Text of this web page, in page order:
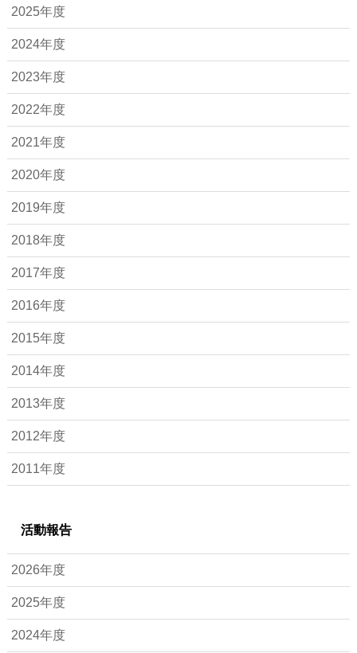
2025年度
2024年度
2023年度
2022年度
2021年度
2020年度
2019年度
2018年度
2017年度
2016年度
2015年度
2014年度
2013年度
2012年度
2011年度
活動報告
2026年度
2025年度
2024年度